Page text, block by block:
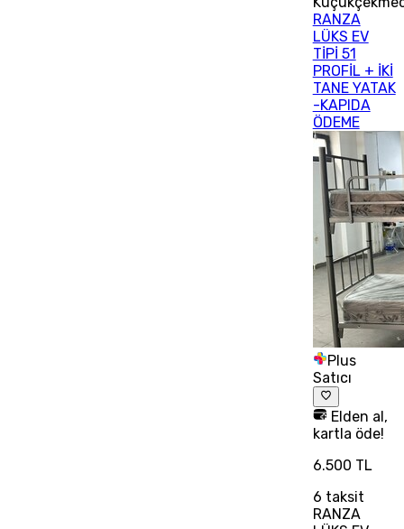
RANZA
LÜKS EV
TİPİ 51
PROFİL + İKİ
TANE YATAK
-KAPIDA
ÖDEME
Plus
Satıcı
Elden al,
kartla öde!
6.500 TL
6 taksit
RANZA